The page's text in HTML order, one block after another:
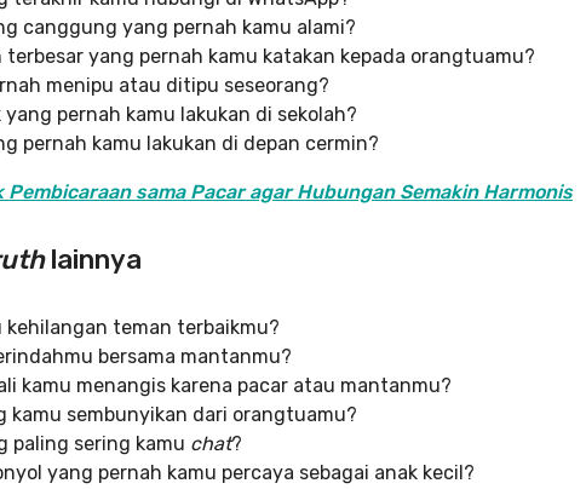
canggung yang pernah kamu alami?
terbesar yang pernah kamu katakan kepada orangtuamu?
menipu atau ditipu seseorang?
pernah kamu lakukan di sekolah?
pernah kamu lakukan di depan cermin?
Pembicaraan sama Pacar agar Hubungan Semakin Harmonis
lainnya
kehilangan teman terbaikmu?
bersama mantanmu?
kamu menangis karena pacar atau mantanmu?
kamu sembunyikan dari orangtuamu?
paling sering kamu chat?
yang pernah kamu percaya sebagai anak kecil?